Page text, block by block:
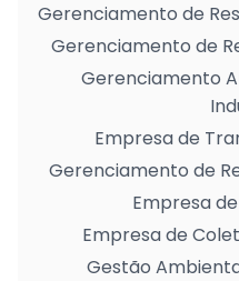
Gerenciamento de
Gerenciamento de
Gerenciamento
Empresa de
Gerenciamento de
Empresa
Empresa de
Gestão